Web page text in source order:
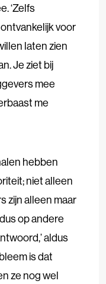
‘Zelfs
voor
laten zien
Je ziet bij
mee
me
hebben
niet alleen
zijn alleen maar
op andere
aldus
is dat
ze nog wel